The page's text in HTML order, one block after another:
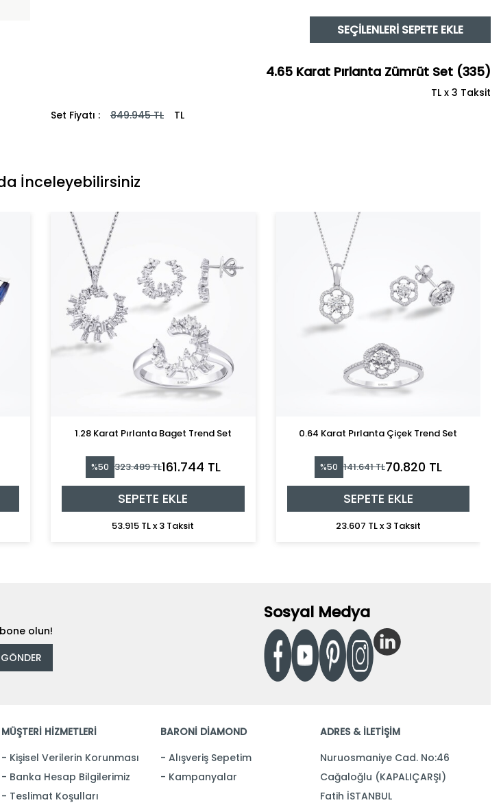
SEÇILENLERI SEPETE EKLE
4.65 Karat Pırlanta Zümrüt Set (335)
TL x 3 Taksit
Set Fiyatı :
849.945TL TL
İnceleyebilirsiniz
1.28 Karat Pırlanta Baget Trend Set
%50 323.489 TL161.744 TL
SEPETE EKLE
53.915 TL x 3 Taksit
0.64 Karat Pırlanta Çiçek Trend Set
%50 141.641 TL70.820 TL
SEPETE EKLE
23.607 TL x 3 Taksit
olun!
GÖNDER
Sosyal Medya
MÜŞTERİ HİZMETLERİ
Kişisel Verilerin Korunması
Banka Hesap Bilgilerimiz
Teslimat Koşulları
BARONİ DİAMOND
Alışveriş Sepetim
Kampanyalar
ADRES & İLETİŞİM
Nuruosmaniye Cad. No:46
Cağaloğlu (KAPALIÇARŞI)
Fatih İSTANBUL